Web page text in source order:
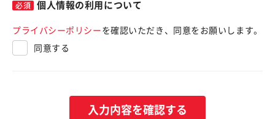
個人情報の利用について
プライバシーポリシー を確認いただき、同意をお願いします。
同意する
入力内容を確認する